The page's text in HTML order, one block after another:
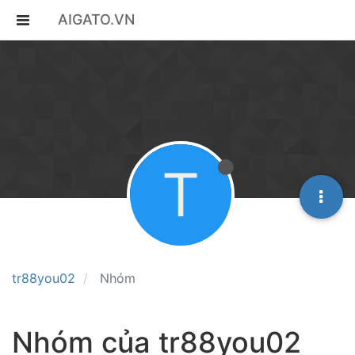
AIGATO.VN
tr88you02 Nhóm
T
Nhóm của tr88you02